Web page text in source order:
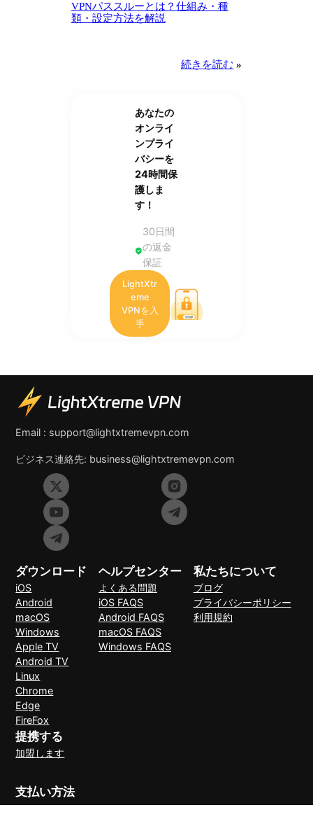
VPNパススルーとは？仕組み・種
類・設定方法を解説
続きを読む »
あなたの
オンライ
ンプライ
バシーを
24時間保
護しま
す！
30日間
の返金
保証
LightXtr
eme
VPNを入
手
Email : support@lightxtremevpn.com
ビジネス連絡先: business@lightxtremevpn.com
ダウンロード
iOS
Android
macOS
Windows
Apple TV
Android TV
Linux
Chrome
Edge
FireFox
ヘルプセンター
よくある問題
iOS FAQS
Android FAQS
macOS FAQS
Windows FAQS
私たちについて
ブログ
プライバシーポリシー
利用規約
提携する
加盟します
支払い方法